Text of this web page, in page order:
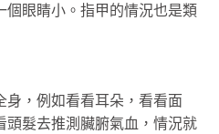
個眼睛小。指甲的情況也是類
身，例如看看耳朵，看看面
頭髮去推測臟腑氣血，情況就